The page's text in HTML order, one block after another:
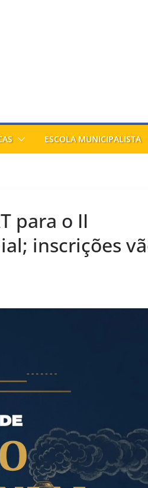
ESCOLA MUNICIPALISTA
para o II
inscrições